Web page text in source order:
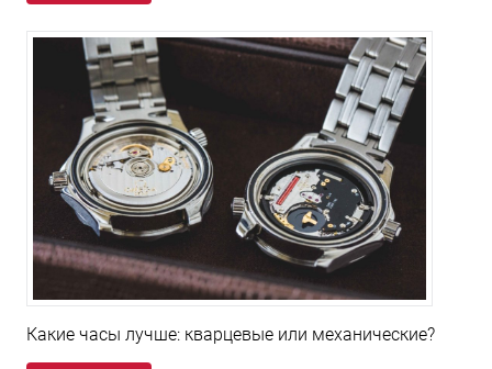
Какие часы лучше: кварцевые или механические?